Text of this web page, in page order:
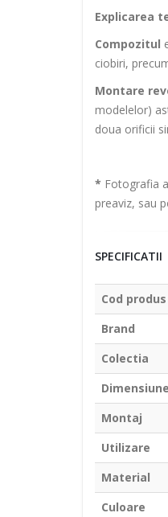
Explicarea
Compozitul
ciobiri,
Montare
modelelor)
doua orificii
* Fotografia
preaviz, sau
SPECIFICATII
Cod produs
Brand
Colectia
Dimensiune
Montaj
Utilizare
Material
Culoare